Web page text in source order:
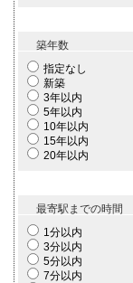
築年数
指定なし
新築
3年以内
5年以内
10年以内
15年以内
20年以内
最寄駅までの時間
1分以内
3分以内
5分以内
7分以内